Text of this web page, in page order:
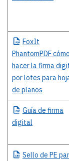
FoxIt
PhantomPDF cómo
hacer la firma
por lotes para
de planos
Guíade firma
digital
Sello de PE